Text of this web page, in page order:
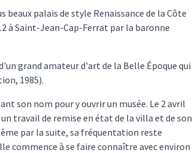
palais de style Renaissance de la Côte
à Saint-Jean-Cap-Ferrat par la baronne
grand amateur d'art de la Belle Époque qui
1985).
son nom pour y ouvrir un musée. Le 2 avril
travail de remise en état de la villa et de son
par la suite, sa fréquentation reste
commence à se faire connaître avec environ